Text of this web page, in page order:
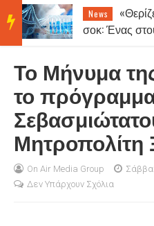
BRE
AKIN
NEW
News
σοκ: Ένας
Το Μήνυμα
το
Μητροπολίτη
On Air Media Group
Δεν Υπάρχουν Σχόλια